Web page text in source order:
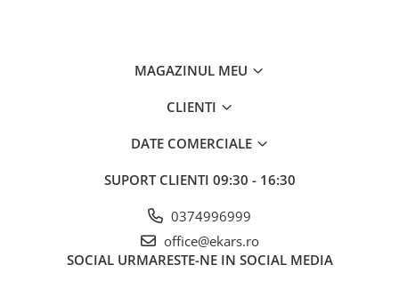
MAGAZINUL MEU
CLIENTI
DATE COMERCIALE
SUPORT CLIENTI 09:30 - 16:30
0374996999
office@ekars.ro
SOCIAL URMARESTE-NE IN SOCIAL MEDIA